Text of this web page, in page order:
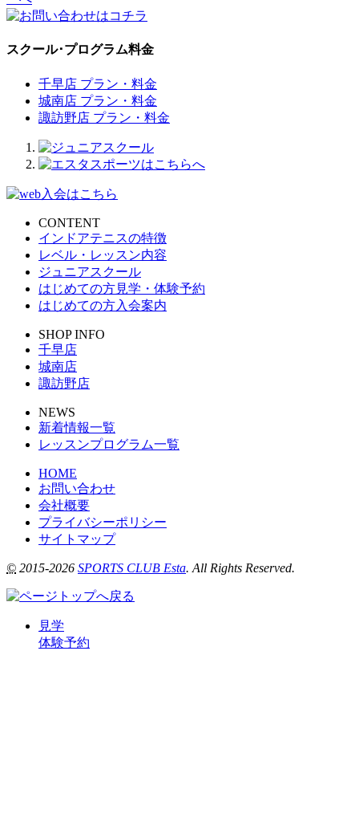
スクール･プログラム料金
千早店 プラン・料金
城南店 プラン・料金
諏訪野店 プラン・料金
CONTENT
インドアテニスの特徴
レベル・レッスン内容
ジュニアスクール
はじめての方見学・体験予約
はじめての方入会案内
SHOP INFO
千早店
城南店
諏訪野店
NEWS
新着情報一覧
レッスンプログラム一覧
HOME
お問い合わせ
会社概要
プライバシーポリシー
サイトマップ
© 2015-2026 SPORTS CLUB Esta. All Rights Reserved.
見学
体験予約